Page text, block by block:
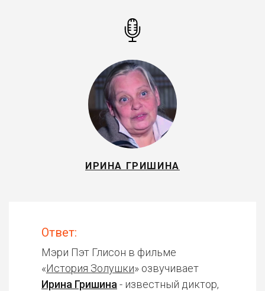
ИРИНА ГРИШИНА
Ответ:
Мэри Пэт Глисон в фильме
«История Золушки» озвучивает
Ирина Гришина - известный диктор,